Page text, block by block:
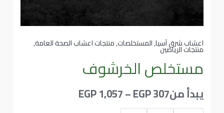
اعشاب شرق آسيا,المستخلصات,منتجات اعشاب الصحة العامة, منتجات الرياضين
مستخلص الخرشوف
يبدأ من EGP307
–
EGP1,057